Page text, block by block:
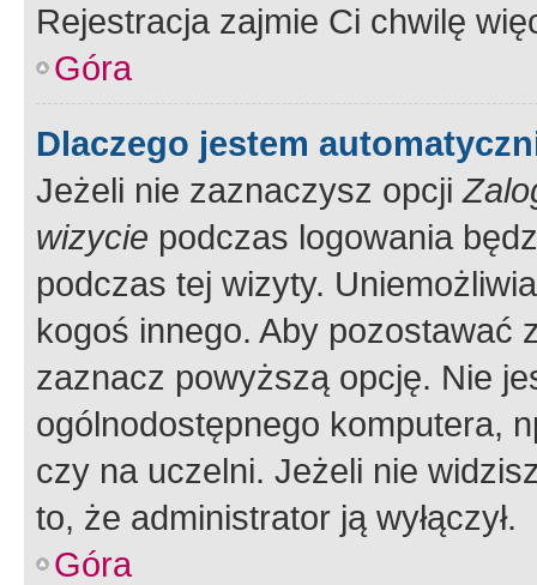
Rejestracja zajmie Ci chwilę
Góra
Dlaczego jestem
Jeżeli nie zaznaczysz opcji
wizycie podczas logowania
podczas tej wizyty.
kogoś innego. Aby pozostawać
zaznacz powyższą opcję. Nie
ogólnodostępnego komputera,
czy na uczelni. Jeżeli nie
to, że administrator ją wyłączył.
Góra